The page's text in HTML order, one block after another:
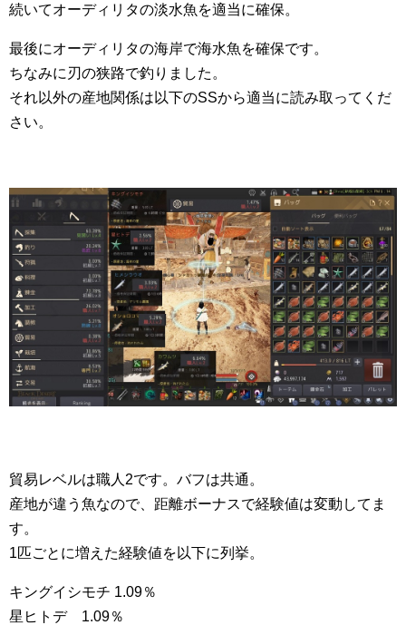
続いてオーディリタの淡水魚を適当に確保。
最後にオーディリタの海岸で海水魚を確保です。
ちなみに刃の狭路で釣りました。
それ以外の産地関係は以下のSSから適当に読み取ってくだ
さい。
貿易レベルは職人2です。バフは共通。
産地が違う魚なので、距離ボーナスで経験値は変動してま
す。
1匹ごとに増えた経験値を以下に列挙。
キングイシモチ 1.09％
星ヒトデ 1.09％